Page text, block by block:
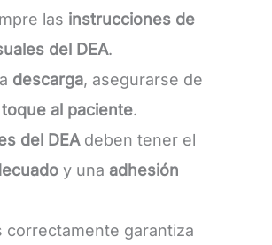
las instrucciones de
del DEA.
descarga, asegurarse de
al paciente.
del DEAdeben tener el
y una adhesión
correctamente garantiza